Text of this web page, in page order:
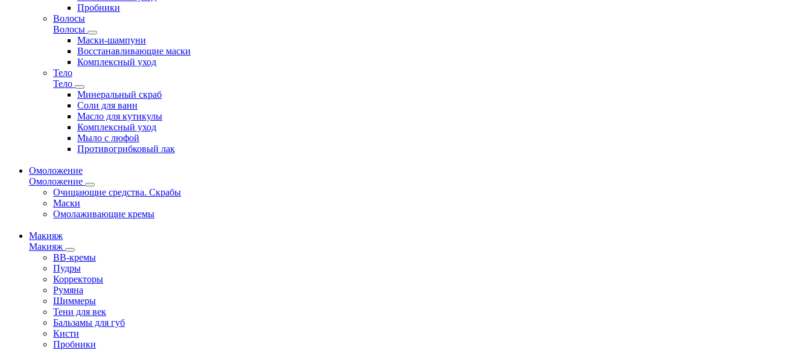
Пробники
Волосы
Волосы
Маски-шампуни
Восстанавливающие маски
Комплексный уход
Тело
Тело
Минеральный скраб
Соли для ванн
Масло для кутикулы
Комплексный уход
Мыло с люфой
Противогрибковый лак
Омоложение
Омоложение
Очищающие средства. Скрабы
Маски
Омолаживающие кремы
Макияж
Макияж
ВВ-кремы
Пудры
Корректоры
Румяна
Шиммеры
Тени для век
Бальзамы для губ
Кисти
Пробники